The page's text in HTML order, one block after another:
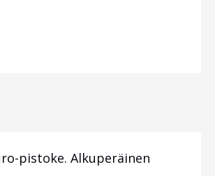
pistoke. Alkuperäinen